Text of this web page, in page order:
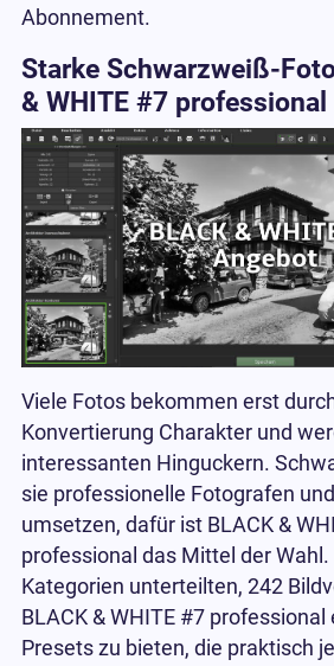
Abonnement.
Starke Schwarzweiß-
& WHITE #7 professional
Viele Fotos bekommen erst
Konvertierung Charakter und
interessanten Hinguckern.
sie professionelle Fotografen
umsetzen, dafür ist BLACK &
professional das Mittel der
Kategorien unterteilten, 242
BLACK & WHITE #7
Presets zu bieten, die praktisch